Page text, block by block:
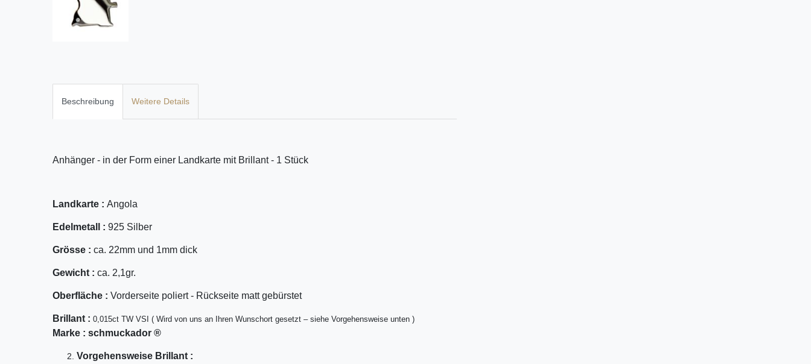
Beschreibung Weitere Details
Anhänger - in der Form einer Landkarte mit Brillant - 1 Stück
Landkarte : Angola
Edelmetall : 925 Silber
Grösse : ca. 22mm und 1mm dick
Gewicht : ca. 2,1gr.
Oberfläche : Vorderseite poliert - Rückseite matt gebürstet
Bril lant : 0,015ct TW VSI ( Wird von uns an Ihren Wunschort gesetzt – siehe Vorgehensweise unten )
Marke : schmuckador ®
Vorgehensweise Brillant :